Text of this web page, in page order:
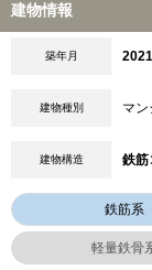
建物情報
築年月
建物種別 マン
建物構造 鉄筋
鉄筋系
軽量鉄骨